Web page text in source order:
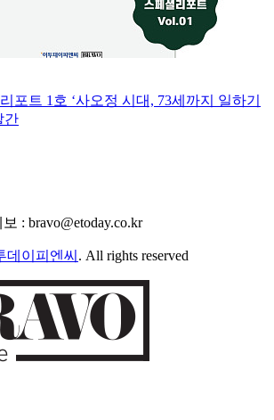
포트 1호 ‘사오정 시대, 73세까지 일하기
간
: bravo@etoday.co.kr
데이피엔씨 . All rights reserved